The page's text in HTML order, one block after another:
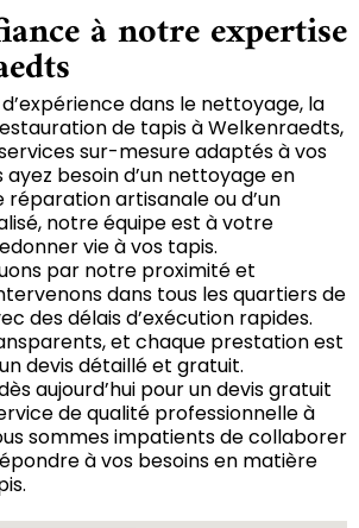
à notre expertise
dans le nettoyage, la
de tapis à Welkenraedts,
sur-mesure adaptés à vos
ayez besoin d’un nettoyage en
réparation artisanale ou d’un
notre équipe est à votre
vie à vos tapis.
par notre proximité et
dans tous les quartiers de
des délais d’exécution rapides.
et chaque prestation est
devis détaillé et gratuit.
aujourd’hui pour un devis gratuit
de qualité professionnelle à
sommes impatients de collaborer
à vos besoins en matière